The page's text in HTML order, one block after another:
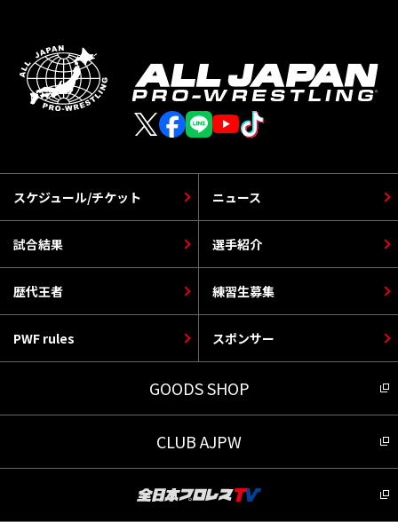
スケジュール/チケット
選手紹介
PWF rules
ニュース
歴代王者
スポンサー
試合結果
練習生募集
GOODS SHOP
CLUB AJPW